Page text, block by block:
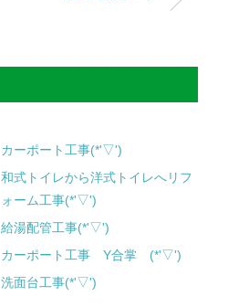
カーポート工事(*'▽')
和式トイレから洋式トイレへリフ
ォーム工事(*'▽')
給湯配管工事(*'▽')
カーポート工事 Y合掌 (*'▽')
洗面台工事(*'▽')